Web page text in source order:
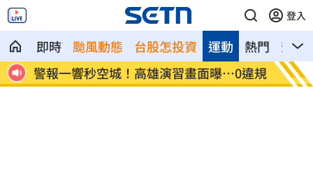
登入
即時 颱風動態 台股怎投資 熱門 影音
運動
道
警報一響秒空城！高雄演習畫面曝…0違規 周杰
他